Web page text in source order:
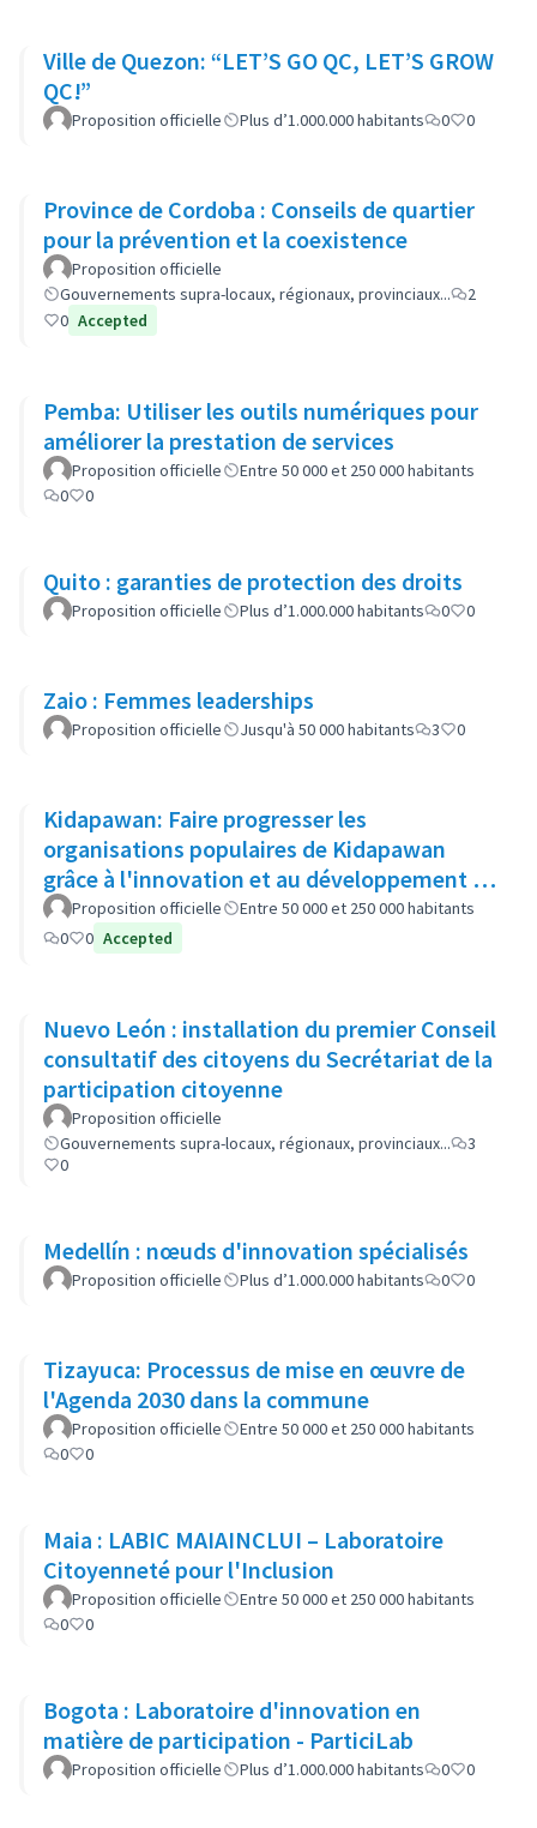
Ville de Quezon: “LET’S GO QC, LET’S GROW
QC!”
Proposition officielle Plus d’1.000.000 habitants 0 0
Province de Cordoba : Conseils de quartier
pour la prévention et la coexistence
Proposition officielle
Gouvernements supra-locaux, régionaux, provinciaux...
2
0 Accepted
Pemba: Utiliser les outils numériques pour
améliorer la prestation de services
Proposition officielle
Entre 50 000 et 250 000 habitants
0
0
Quito : garanties de protection des droits
Proposition officielle Plus d’1.000.000 habitants 0 0
Zaio : Femmes leaderships
Proposition officielle Jusqu'à 50 000 habitants 3 0
Kidapawan: Faire progresser les
organisations populaires de Kidapawan
grâce à l'innovation et au développement du
capital social (APOKIDS )
Proposition officielle
Entre 50 000 et 250 000 habitants
0
0 Accepted
Nuevo León : installation du premier Conseil
consultatif des citoyens du Secrétariat de la
participation citoyenne
Proposition officielle
Gouvernements supra-locaux, régionaux, provinciaux...
3
0
Medellín : nœuds d'innovation spécialisés
Proposition officielle Plus d’1.000.000 habitants 0 0
Tizayuca: Processus de mise en œuvre de
l'Agenda 2030 dans la commune
Proposition officielle
Entre 50 000 et 250 000 habitants
0
0
Maia : LABIC MAIAINCLUI – Laboratoire
Citoyenneté pour l'Inclusion
Proposition officielle
Entre 50 000 et 250 000 habitants
0
0
Bogota : Laboratoire d'innovation en
matière de participation - ParticiLab
Proposition officielle Plus d’1.000.000 habitants 0 0